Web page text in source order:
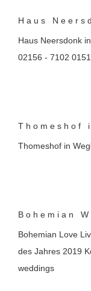
Haus
Haus Neersdonk
02156 - 7102
Thomeshof
Thomeshof in
Bohemian
Bohemian Love
des Jahres 2019
weddings